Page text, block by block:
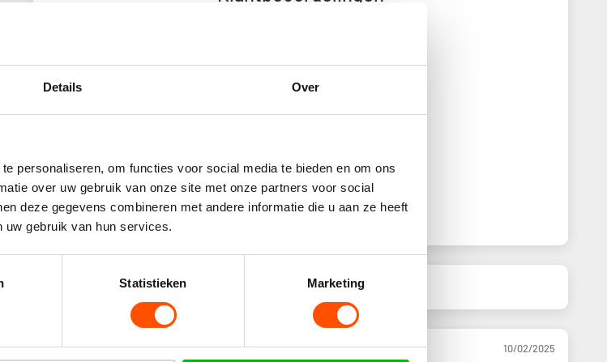
Details Over
personaliseren, om functies voor social media te bieden en om ons
over uw gebruik van onze site met onze partners voor social
deze gegevens combineren met andere informatie die u aan ze heeft
gebruik van hun services.
Statistieken Marketing
0
Schrijf een beoordeling
20/02/2025 10/02/2025